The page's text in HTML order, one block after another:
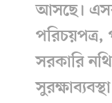
আসছে।
পরিচয়পত্র,
সরকারি